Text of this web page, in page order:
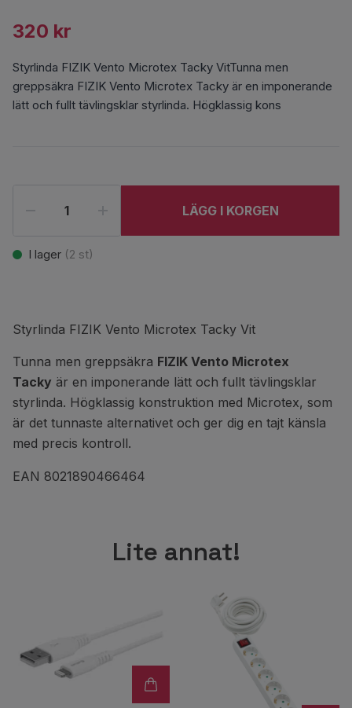
320 kr
Styrlinda FIZIK Vento Microtex Tacky VitTunna men
greppsäkra FIZIK Vento Microtex Tacky är en imponerande
lätt och fullt tävlingsklar styrlinda. Högklassig kons
LÄGG I KORGEN
I lager (2 st)
Styrlinda FIZIK Vento Microtex Tacky Vit
Tunna men greppsäkra FIZIK Vento Microtex
Tacky är en imponerande lätt och fullt tävlingsklar
styrlinda. Högklassig konstruktion med Microtex, som
är det tunnaste alternativet och ger dig en tajt känsla
med precis kontroll.
EAN 8021890466464
Lite annat!